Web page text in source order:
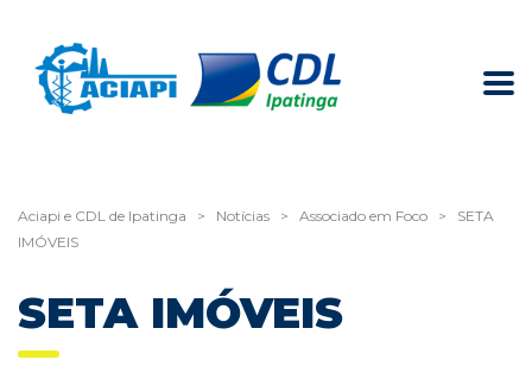
Aciapi e CDL de Ipatinga > Notícias > Associado em Foco >
SETA
IMÓVEIS
SETA IMÓVEIS